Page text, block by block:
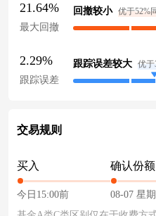
21.64%
最大回撤
回撤较小 优于52%
2.29%
跟踪误差
跟踪误差较大 优于
交易规则
买入
今日15:00前
确认份额
08-07 星